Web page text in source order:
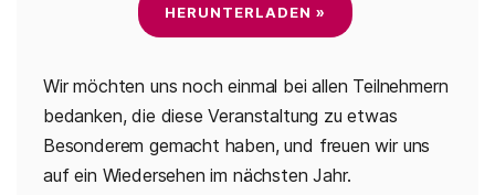
HERUNTERLADEN »
Wir möchten uns noch einmal bei allen Teilnehmern
bedanken, die diese Veranstaltung zu etwas
Besonderem gemacht haben, und freuen wir uns
auf ein Wiedersehen im nächsten Jahr.